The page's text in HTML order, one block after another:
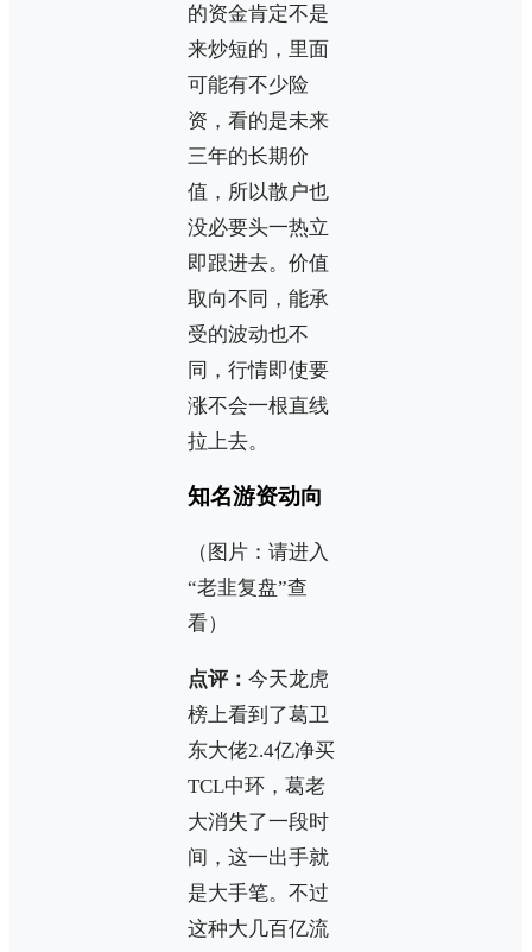
的资金肯定不是
来炒短的，里面
可能有不少险
资，看的是未来
三年的长期价
值，所以散户也
没必要头一热立
即跟进去。价值
取向不同，能承
受的波动也不
同，行情即使要
涨不会一根直线
拉上去。
知名游资动向
（图片：请进入
“老韭复盘”查
看）
点评： 今天龙虎
榜上看到了葛卫
东大佬2.4亿净买
TCL中环，葛老
大消失了一段时
间，这一出手就
是大手笔。不过
这种大几百亿流